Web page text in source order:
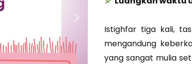
Istighfar tiga kali,
mengandung
yang sangat mulia